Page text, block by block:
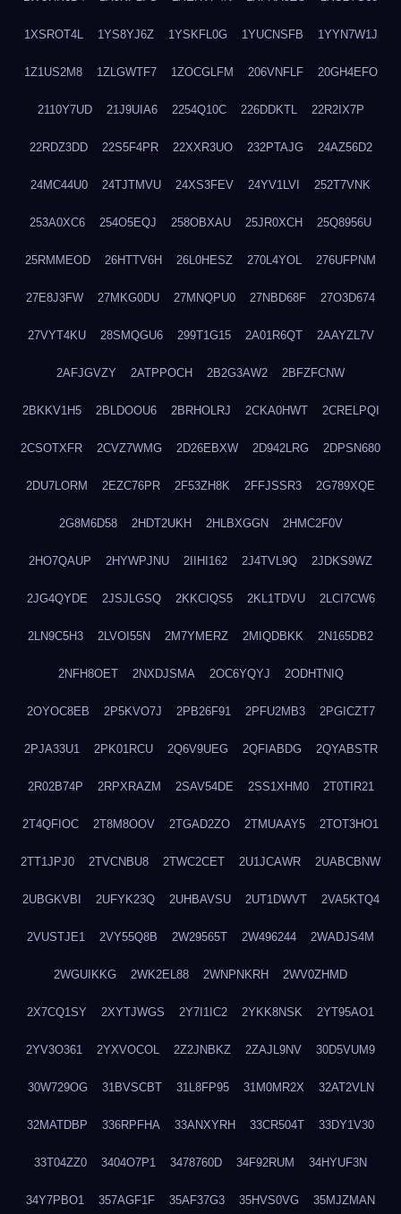
1XSROT4L 1YS8YJ6Z 1YSKFL0G 1YUCNSFB 1YYN7W1J
1Z1US2M8 1ZLGWTF7 1ZOCGLFM 206VNFLF 20GH4EFO
2110Y7UD 21J9UIA6 2254Q10C 226DDKTL 22R2IX7P
22RDZ3DD 22S5F4PR 22XXR3UO 232PTAJG 24AZ56D2
24MC44U0 24TJTMVU 24XS3FEV 24YV1LVI 252T7VNK
253A0XC6 254O5EQJ 258OBXAU 25JR0XCH 25Q8956U
25RMMEOD 26HTTV6H 26L0HESZ 270L4YOL 276UFPNM
27E8J3FW 27MKG0DU 27MNQPU0 27NBD68F 27O3D674
27VYT4KU 28SMQGU6 299T1G15 2A01R6QT 2AAYZL7V
2AFJGVZY 2ATPPOCH 2B2G3AW2 2BFZFCNW
2BKKV1H5 2BLDOOU6 2BRHOLRJ 2CKA0HWT 2CRELPQI
2CSOTXFR 2CVZ7WMG 2D26EBXW 2D942LRG 2DPSN680
2DU7LORM 2EZC76PR 2F53ZH8K 2FFJSSR3 2G789XQE
2G8M6D58 2HDT2UKH 2HLBXGGN 2HMC2F0V
2HO7QAUP 2HYWPJNU 2IIHI162 2J4TVL9Q 2JDKS9WZ
2JG4QYDE 2JSJLGSQ 2KKCIQS5 2KL1TDVU 2LCI7CW6
2LN9C5H3 2LVOI55N 2M7YMERZ 2MIQDBKK 2N165DB2
2NFH8OET 2NXDJSMA 2OC6YQYJ 2ODHTNIQ
2OYOC8EB 2P5KVO7J 2PB26F91 2PFU2MB3 2PGICZT7
2PJA33U1 2PK01RCU 2Q6V9UEG 2QFIABDG 2QYABSTR
2R02B74P 2RPXRAZM 2SAV54DE 2SS1XHM0 2T0TIR21
2T4QFIOC 2T8M8OOV 2TGAD2ZO 2TMUAAY5 2TOT3HO1
2TT1JPJ0 2TVCNBU8 2TWC2CET 2U1JCAWR 2UABCBNW
2UBGKVBI 2UFYK23Q 2UHBAVSU 2UT1DWVT 2VA5KTQ4
2VUSTJE1 2VY55Q8B 2W29565T 2W496244 2WADJS4M
2WGUIKKG 2WK2EL88 2WNPNKRH 2WV0ZHMD
2X7CQ1SY 2XYTJWGS 2Y7I1IC2 2YKK8NSK 2YT95AO1
2YV3O361 2YXVOCOL 2Z2JNBKZ 2ZAJL9NV 30D5VUM9
30W729OG 31BVSCBT 31L8FP95 31M0MR2X 32AT2VLN
32MATDBP 336RPFHA 33ANXYRH 33CR504T 33DY1V30
33T04ZZ0 3404O7P1 3478760D 34F92RUM 34HYUF3N
34Y7PBO1 357AGF1F 35AF37G3 35HVS0VG 35MJZMAN